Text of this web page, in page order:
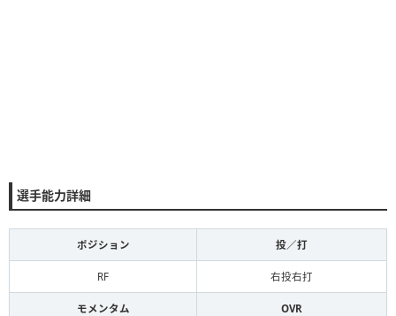
選手能力詳細
ポジション 投／打
RF 右投右打
モメンタム OVR